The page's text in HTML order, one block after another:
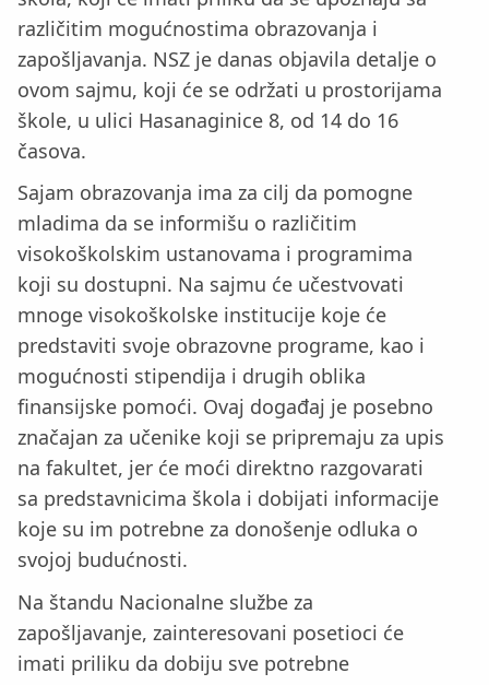
različitim mogućnostima obrazovanja i
zapošljavanja. NSZ je danas objavila detalje o
ovom sajmu, koji će se održati u prostorijama
škole, u ulici Hasanaginice 8, od 14 do 16
časova.
Sajam obrazovanja ima za cilj da pomogne
mladima da se informišu o različitim
visokoškolskim ustanovama i programima
koji su dostupni. Na sajmu će učestvovati
mnoge visokoškolske institucije koje će
predstaviti svoje obrazovne programe, kao i
mogućnosti stipendija i drugih oblika
finansijske pomoći. Ovaj događaj je posebno
značajan za učenike koji se pripremaju za upis
na fakultet, jer će moći direktno razgovarati
sa predstavnicima škola i dobijati informacije
koje su im potrebne za donošenje odluka o
svojoj budućnosti.
Na štandu Nacionalne službe za
zapošljavanje, zainteresovani posetioci će
imati priliku da dobiju sve potrebne